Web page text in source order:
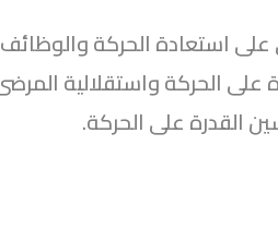
استعادة الحركة والوظائف
على الحركة واستقلالية
القدرة على الحركة.